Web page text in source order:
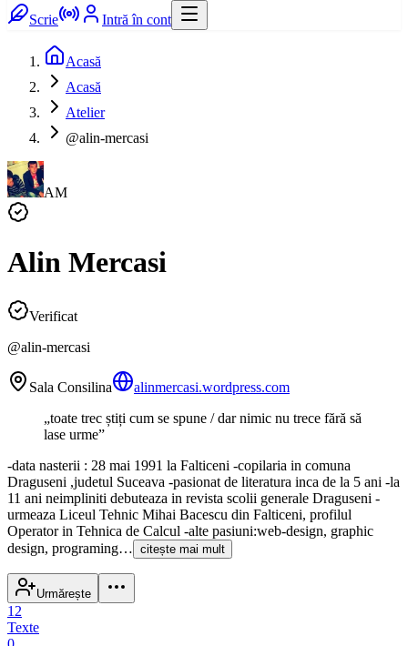
Scrie Intră în cont
Acasă
Acasă
Atelier
@alin-mercasi
AM
Alin Mercasi
Verificat
@alin-mercasi
Sala Consilina
alinmercasi.wordpress.com
„toate trec știți cum se spune / dar nimic nu trece fără să
lase urme”
-data nasterii : 28 mai 1991 la Falticeni -copilaria in comuna
Draguseni ,judetul Suceava -pasionat de literatura inca de la 5 ani -la
11 ani neimpliniti debuteaza in revista scolii generale Draguseni -
urmeaza Liceul Tehnic Mihai Bacescu din Falticeni, profilul
Operator in Tehnica de Calcul -alte pasiuni:web-design, graphic
design, programing… citește mai mult
Urmărește
12
Texte